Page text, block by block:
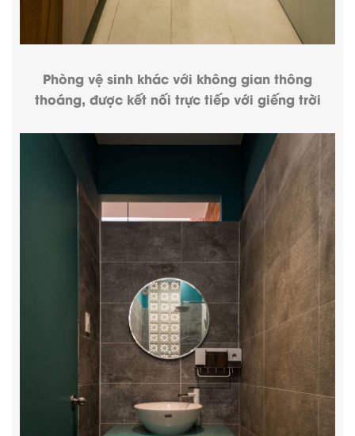
Phòng vệ sinh khác với không gian thông
thoáng, được kết nối trực tiếp với giếng trời